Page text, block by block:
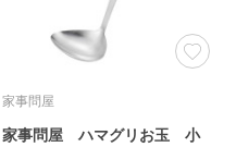
家事問屋
家事問屋 ハマグリお玉 小